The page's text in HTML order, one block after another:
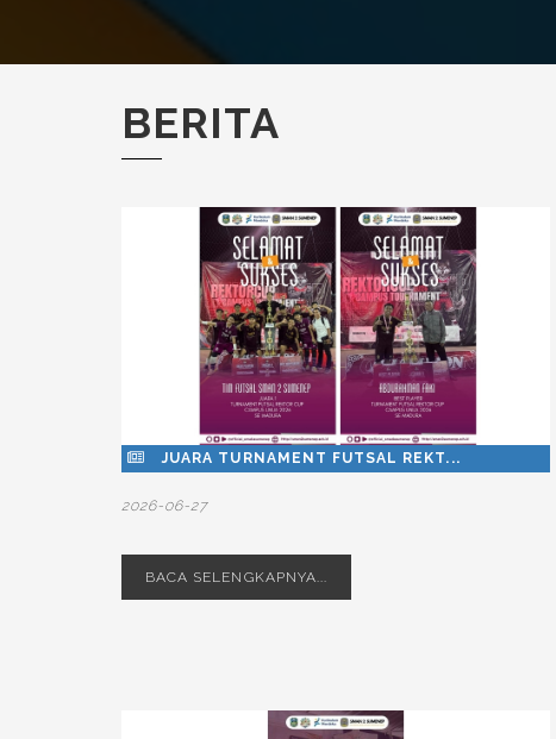
BERITA
JUARA TURNAMENT FUTSAL REKT...
2026-06-27
BACA SELENGKAPNYA...